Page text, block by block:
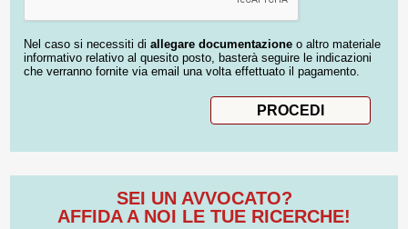
Nel caso si necessiti di allegare documentazione o altro materiale
informativo relativo al quesito posto, basterà seguire le indicazioni
che verranno fornite via email una volta effettuato il pagamento.
SEI UN AVVOCATO?
AFFIDA A NOI LE TUE RICERCHE!